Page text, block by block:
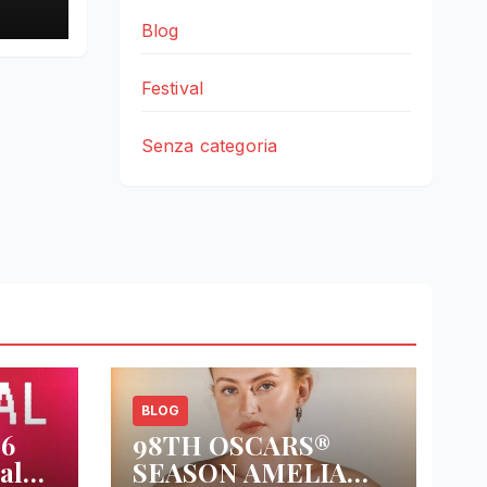
Blog
Festival
Senza categoria
BLOG
98TH OSCARS®
SEASON AMELIA